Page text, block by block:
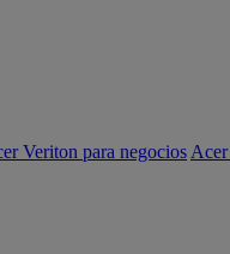
Veriton para negocios